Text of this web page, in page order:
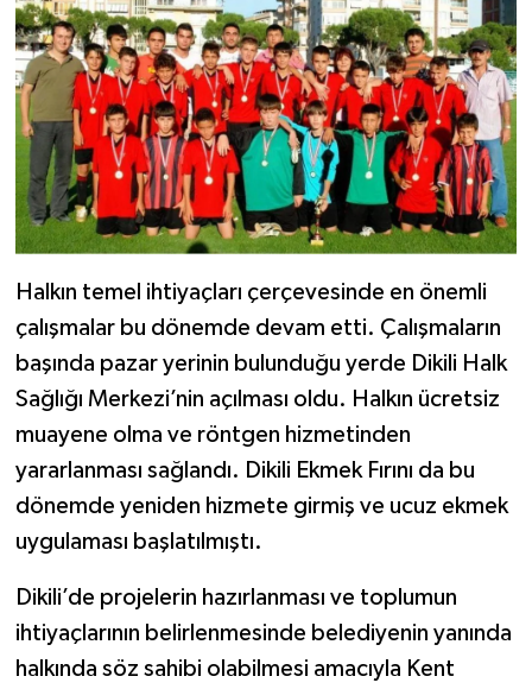
Halkın temel ihtiyaçları çerçevesinde en önemli
çalışmalar bu dönemde devam etti. Çalışmaların
başında pazar yerinin bulunduğu yerde Dikili Halk
Sağlığı Merkezi’nin açılması oldu. Halkın ücretsiz
muayene olma ve röntgen hizmetinden
yararlanması sağlandı. Dikili Ekmek Fırını da bu
dönemde yeniden hizmete girmiş ve ucuz ekmek
uygulaması başlatılmıştı.
Dikili’de projelerin hazırlanması ve toplumun
ihtiyaçlarının belirlenmesinde belediyenin yanında
halkında söz sahibi olabilmesi amacıyla Kent